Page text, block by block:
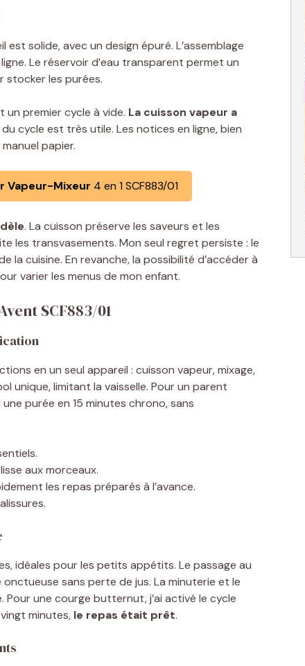
est solide, avec un design épuré. L’assemblage
Le réservoir d’eau transparent permet un
stocker les purées.
un premier cycle à vide. La cuisson vapeur a
cycle est très utile. Les notices en ligne, bien
papier.
Vapeur-Mixeur 4 en 1 SCF883/01
. La cuisson préserve les saveurs et les
les transvasements. Mon seul regret persiste : le
la cuisine. En revanche, la possibilité d’accéder à
varier les menus de mon enfant.
SCF883/01
en un seul appareil : cuisson vapeur, mixage,
unique, limitant la vaisselle. Pour un parent
une purée en 15 minutes chrono, sans
aux morceaux.
les repas préparés à l’avance.
idéales pour les petits appétits. Le passage au
sans perte de jus. La minuterie et le
une courge butternut, j’ai activé le cycle
minutes, le repas était prêt.